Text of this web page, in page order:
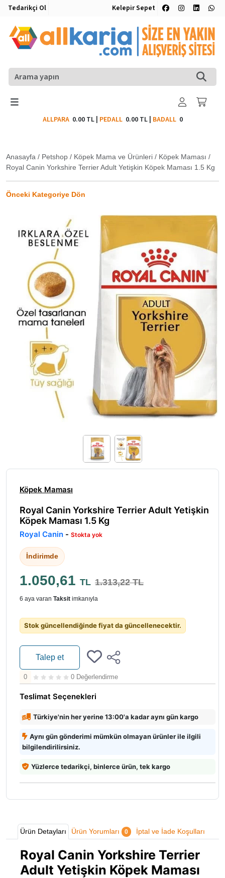
Tedarikçi Ol Kelepir Sepet
ALLPARA 0.00 TL| PEDALL 0.00 TL| BADALL0
Anasayfa / Petshop / Köpek Mama ve Ürünleri / Köpek Maması /
Royal Canin Yorkshire Terrier Adult Yetişkin Köpek Maması 1.5 Kg
Önceki Kategoriye Dön
Köpek Maması
Royal Canin Yorkshire Terrier Adult Yetişkin
Köpek Maması 1.5 Kg
Royal Canin - Stokta yok
İndirimde
1.050,61 TL 1.313,22 TL
6 aya varan Taksit imkanıyla
Stok güncellendiğinde fiyat da güncellenecektir.
Talep et
0 0 Değerlendirme
Teslimat Seçenekleri
Türkiye'nin her yerine 13:00'a kadar aynı gün kargo
Aynı gün gönderimi mümkün olmayan ürünler ile ilgili
bilgilendirilirsiniz.
Yüzlerce tedarikçi, binlerce ürün, tek kargo
Ürün Detayları Ürün Yorumları 0 İptal ve İade Koşulları
Royal Canin Yorkshire Terrier
Adult Yetişkin Köpek Maması